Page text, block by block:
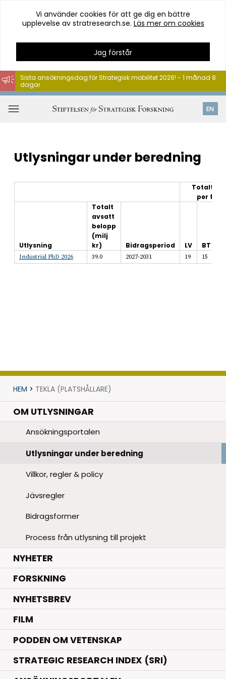
Hoppa
till
innehåll
Vi använder cookies för att ge dig en bättre
upplevelse av stratresearch.se. Läs mer om cookies
Jag förstår
EN
Sista ansökningsdag för Strategisk mobilitet 2026! - 1 månad 8
dagar
Utlysningar under beredning
Totalt
per
Utlysning
Totalt
avsatt
belopp
(milj
kr)
Bidragsperiod LV BT
Industrial PhD 2026 39.0 2027-2031 19 15
HEM > TEKLA (PLATSHÅLLARE)
OM UTLYSNINGAR
Ansökningsportalen
Utlysningar under beredning
Villkor, regler & policy
Jävsregler
Bidragsformer
Process från utlysning till projekt
NYHETER.
FORSKNING.
NYHETSBREV
FILM
PODDEN OM VETENSKAP
STRATEGIC RESEARCH INDEX (SRI)